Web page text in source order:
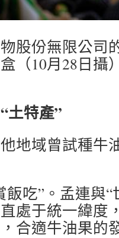
股份無限公司
（10月28日攝
土特產”
地域曾試種牛
吃”。孟連與
處于統一緯度
合適牛油果的